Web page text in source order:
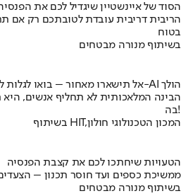
הסוד של איינשטיין שיגדיל לכם את
הריבית דריבית עובדת לטובתכם רק אם
בטוח
בשיתוף מנורה מבטחים
אל תישארו מאחור – בואו לגלות לאן ה-AI הולך
הבינה המלאכותית לא תחליף אנשים,
בה!
בשיתוף HIT,המכון הטכנולוגי חולון
הטעויות שיחתכו לכם את קצבת הפנסיה
ממשיכת כספים ועד חוסר תכנון –
בשיתוף מנורה מבטחים